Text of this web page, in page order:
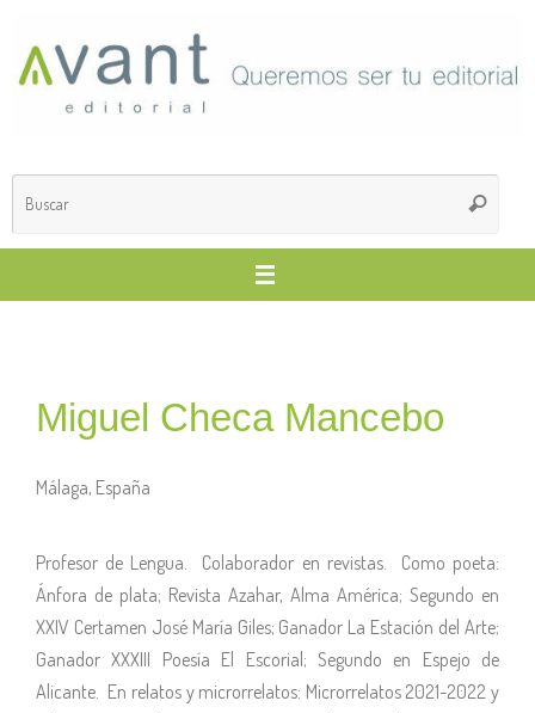
Miguel Checa Mancebo
Málaga, España
Profesor de Lengua. ​ Colaborador en revistas. ​ Como poeta:
Ánfora de plata; Revista Azahar, Alma América; Segundo en
XXIV Certamen José María Giles; Ganador La Estación del Arte;
Ganador XXXIII Poesía El Escorial; Segundo en Espejo de
Alicante. ​ En relatos y microrrelatos: Microrrelatos 2021-2022 y